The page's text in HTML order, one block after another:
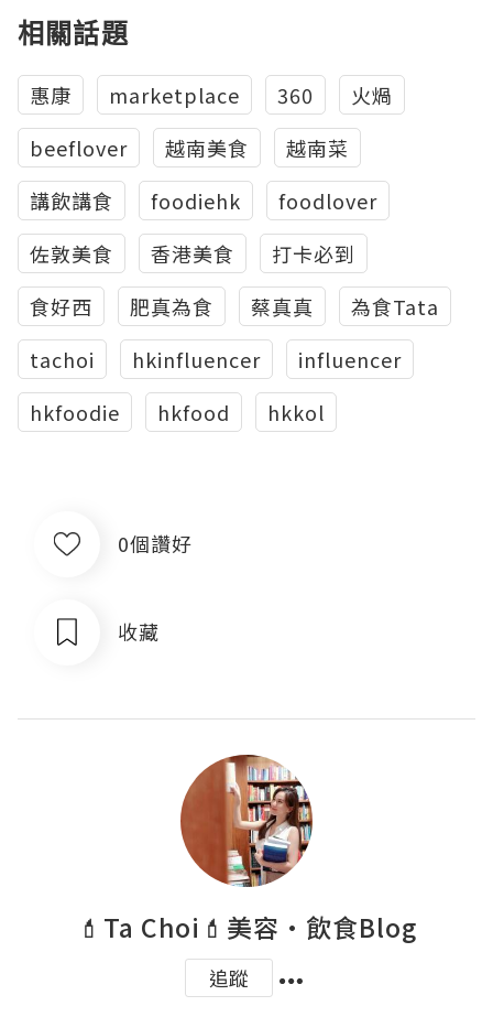
相關話題
惠康 marketplace 360
火煱
beeflover
越南美食
越南菜
講飲講食
foodiehk
foodlover
佐敦美食
香港美食
打卡必到
食好西
肥真為食 蔡真真
為食Tata
tachoi
hkinfluencer
influencer
hkfoodie
hkfood hkkol
0個讚好
收藏
💄Ta Choi💄美容•飲食Blog
追蹤